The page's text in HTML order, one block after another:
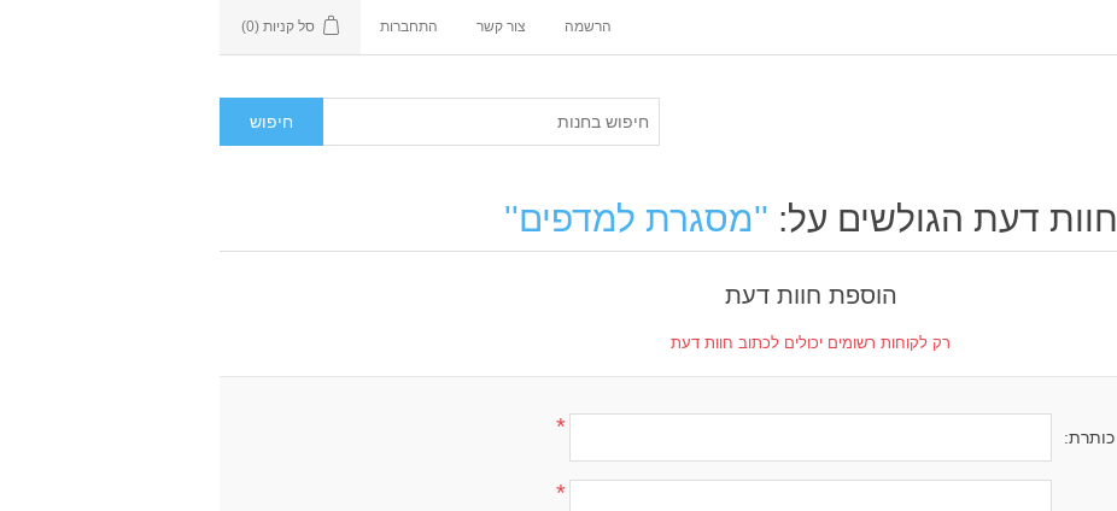
הרשמה צור קשר התחברות סל קניות (0)
חוות דעת הגולשים על: מסגרת למדפים
הוספת חוות דעת
רק לקוחות רשומים יכולים לכתוב חוות דעת
כותרת: *
*